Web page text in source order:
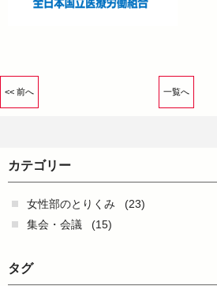
<< 前へ 一覧へ
カテゴリー
女性部のとりくみ
(23)
集会・会議
(15)
タグ